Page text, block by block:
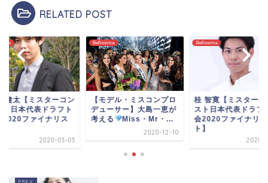
RELATED POST
デル・ミスコンプロ
ーサー】大島一恵が
る
Miss・Mr・...
Bellissima
桂 智寛【ミスターコンテ
スト日本代表ドラフト大
会2020ファイナリス
2020-03-03
Bellissima
村松 健太【ミスター
テスト日本代表ドラ
大会2020ファイナ
ト】
2020-